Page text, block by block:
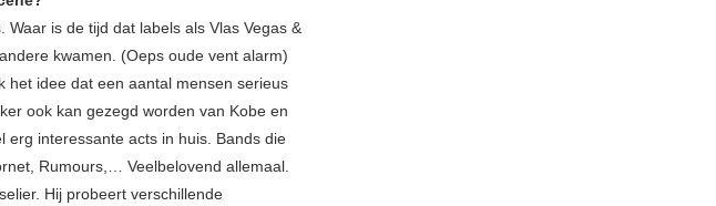
is de tijd dat labels als Vlas Vegas &
kwamen. (Oeps oude vent alarm)
het idee dat een aantal mensen serieus
ook kan gezegd worden van Kobe en
erg interessante acts in huis. Bands die
Rumours,… Veelbelovend allemaal.
Hij probeert verschillende